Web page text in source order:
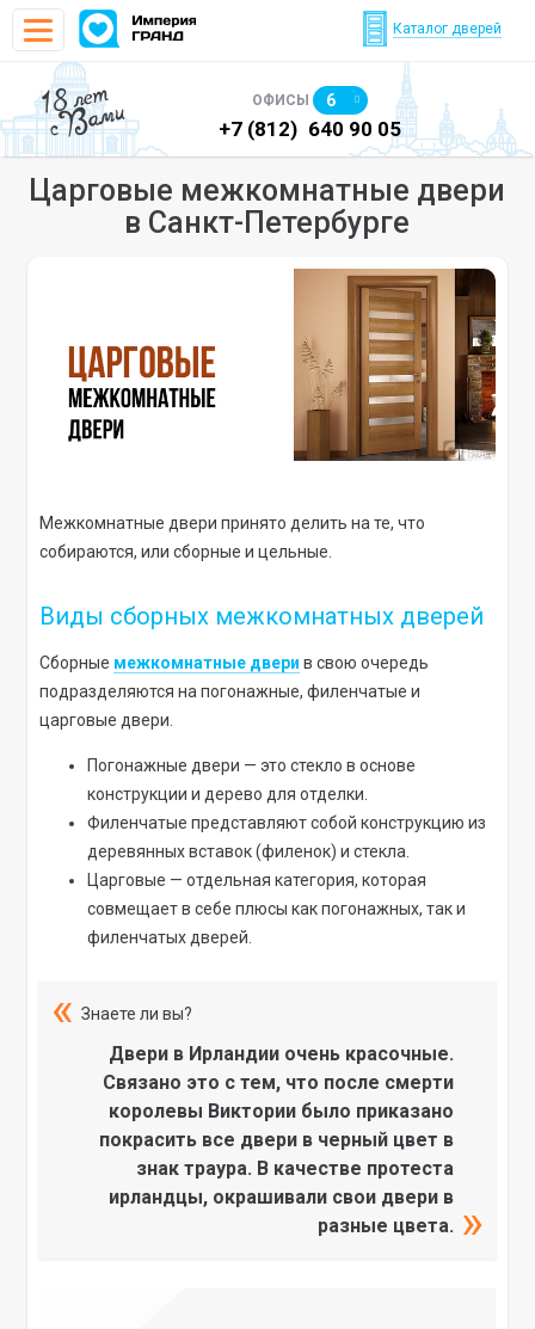
Каталог дверей
18 лет
с Вами ОФИСЫ 6
640 90 48 +7 (812) 640 90 05
Царговые межкомнатные двери
в Санкт-Петербурге
Межкомнатные двери принято делить на те, что
собираются, или сборные и цельные.
Виды сборных межкомнатных дверей
Сборные межкомнатные двери в свою очередь
подразделяются на погонажные, филенчатые и
царговые двери.
Погонажные двери — это стекло в основе
конструкции и дерево для отделки.
Филенчатые представляют собой конструкцию из
деревянных вставок (филенок) и стекла.
Царговые — отдельная категория, которая
совмещает в себе плюсы как погонажных, так и
филенчатых дверей.
Знаете ли вы?
Двери в Ирландии очень красочные.
Связано это с тем, что после смерти
королевы Виктории было приказано
покрасить все двери в черный цвет в
знак траура. В качестве протеста
ирландцы, окрашивали свои двери в
разные цвета.